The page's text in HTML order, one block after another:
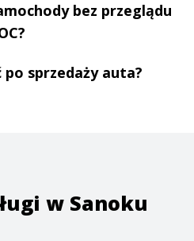
bez przeglądu
po sprzedaży auta?
w Sanoku